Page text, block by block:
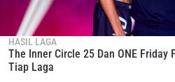
HASIL LAGA
The Inner Circle 25 Dan ONE Friday
Tiap Laga
IKUTI
Bawa ONE Championship
Daftar sekarang untuk
terbaru, tawaran spesial, dan
terbaik di gelaran langsung kami.